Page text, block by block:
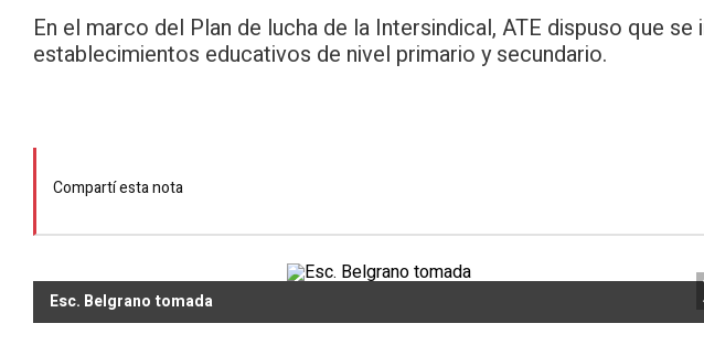
En el marco del Plan de lucha de la Intersindical, ATE dispuso que
establecimientos educativos de nivel primario y secundario.
Compartí esta nota
Esc. Belgrano tomada